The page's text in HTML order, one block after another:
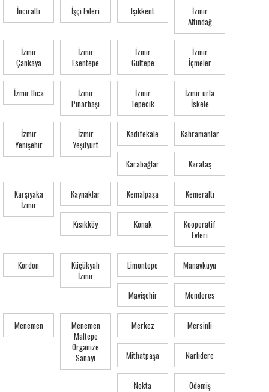
İnciraltı İşçi Evleri Işıkkent
İzmir
Altındağ
İzmir
Çankaya
İzmir
Esentepe
İzmir
Gültepe
İzmir
İçmeler
İzmir Ilıca
İzmir
Pınarbaşı
İzmir
Tepecik
İzmir urla
İskele
İzmir
Yenişehir
İzmir
Yeşilyurt
Kadifekale Kahramanlar
Karabağlar Karataş
Karşıyaka
İzmir
Kaynaklar Kemalpaşa Kemeraltı
Kısıkköy Konak
Kooperatif
Evleri
Kordon
Küçükyalı
İzmir
Limontepe Manavkuyu
Mavişehir Menderes
Menemen
Menemen
Maltepe
Organize
Sanayi
Merkez Mersinli
Mithatpaşa Narlıdere
Nokta Ödemiş